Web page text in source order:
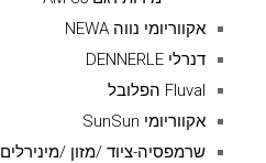
אקווריומי נווה NEWA
דנרלי DENNERLE
Fluval הפלובל
אקווריומי SunSun
שרמפסיה-ציוד /מזון /מינירלים